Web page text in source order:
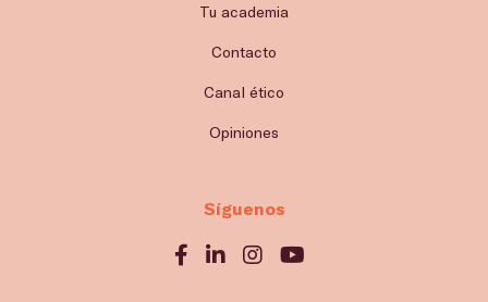
Tu academia
Contacto
Canal ético
Opiniones
Síguenos